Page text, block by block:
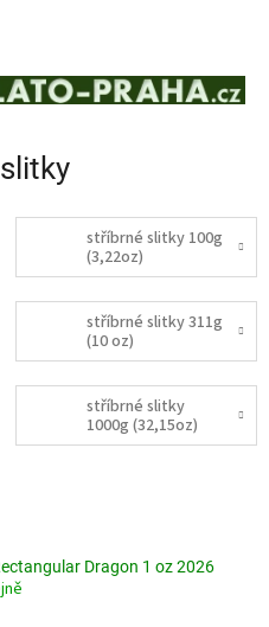
stříbrné slitky 100g
(3,22oz)
stříbrné slitky 311g
(10 oz)
stříbrné slitky
1000g (32,15oz)
Dragon 1 oz 2026